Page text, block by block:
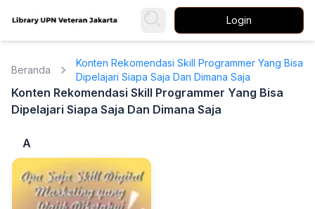
Login
Beranda
Konten Rekomendasi Skill Programmer Yang Bisa
Dipelajari Siapa Saja Dan Dimana Saja
Konten Rekomendasi Skill Programmer Yang Bisa
Dipelajari Siapa Saja Dan Dimana Saja
A